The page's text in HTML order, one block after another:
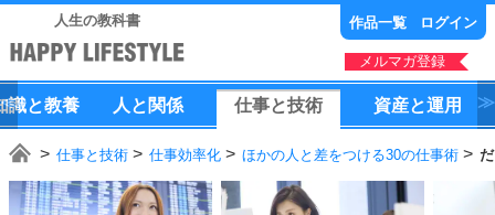
人生の教科書 作品一覧 ログイン
メルマガ登録
識と教養 人 と 関係 仕事と技術 資産と運用
仕事と技術 仕事効率化 ほかの人と差をつける30の仕事術